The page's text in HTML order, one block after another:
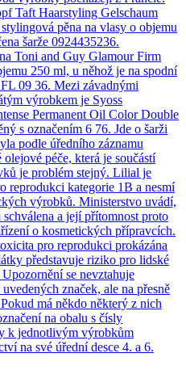
Taft Haarstyling Gelschaum
pěna na vlasy o objemu
šarže 0924435236.
Toni and Guy Glamour Firm
250 ml, u něhož je na spodní
09 36. Mezi závadnými
výrobkem je Syoss
Permanent Oil Color Double
s označením 6 76. Jde o šarži
podle úředního záznamu
péče, která je součástí
je problém stejný. Lilial je
reprodukci kategorie 1B a nesmí
výrobků. Ministerstvo uvádí,
a její přítomnost proto
o kosmetických přípravcích.
pro reprodukci prokázána
představuje riziko pro lidské
se nevztahuje
značek, ale na přesně
má někdo některý z nich
na obalu s čísly
k jednotlivým výrobkům
na své úřední desce 4. a 6.